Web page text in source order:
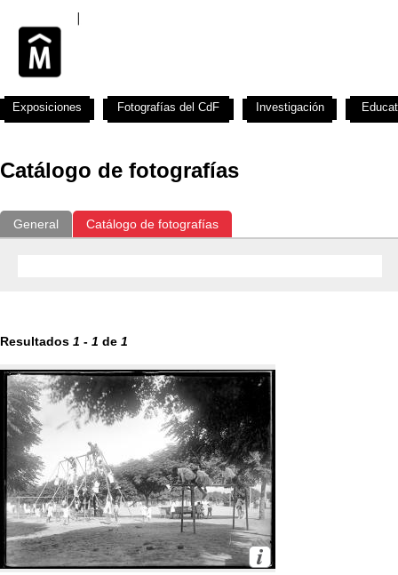
Catálogo de fotografías
General Catálogo de fotografías
Resultados 1 - 1 de 1
Exposiciones Fotografías del CdF Investigación